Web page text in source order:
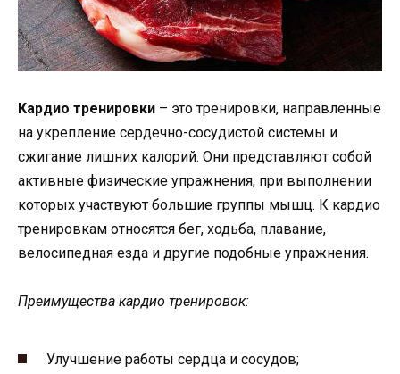
Кардио тренировки – это тренировки, направленные
на укрепление сердечно-сосудистой системы и
сжигание лишних калорий. Они представляют собой
активные физические упражнения, при выполнении
которых участвуют большие группы мышц. К кардио
тренировкам относятся бег, ходьба, плавание,
велосипедная езда и другие подобные упражнения.
Преимущества кардио тренировок:
Улучшение работы сердца и сосудов;